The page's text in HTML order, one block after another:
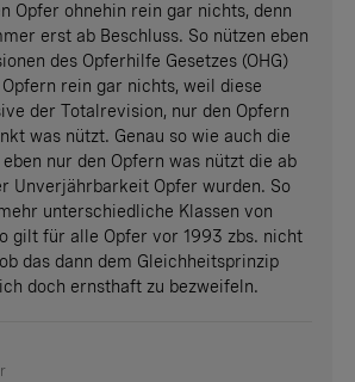
Opfer ohnehin rein gar nichts, denn
erst ab Beschluss. So nützen eben
des Opferhilfe Gesetzes (OHG)
rein gar nichts, weil diese
der Totalrevision, nur den Opfern
was nützt. Genau so wie auch die
nur den Opfern was nützt die ab
Unverjährbarkeit Opfer wurden. So
unterschiedliche Klassen von
gilt für alle Opfer vor 1993 zbs. nicht
das dann dem Gleichheitsprinzip
doch ernsthaft zu bezweifeln.